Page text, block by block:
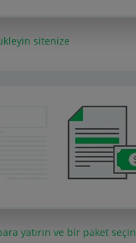
sitenize
yatırın ve bir paket seçin